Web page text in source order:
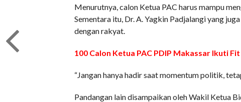
Menurutnya, calon Ketua PAC harus mampu
Sementara itu, Dr. A. Yagkin Padjalangi yang
dengan rakyat.
100 Calon Ketua PAC PDIP Makassar Ikuti
“Jangan hanya hadir saat momentum politik,
Pandangan lain disampaikan oleh Wakil Ketua